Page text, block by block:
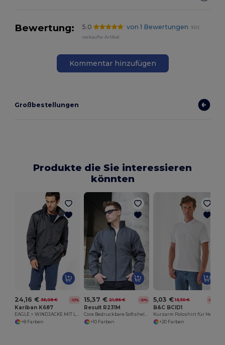
Bewertung: 5.0 von 1 Bewertungen
901
verkaufte Artikel
Kommentar hinzufügen
Großbestellungen
Produkte die Sie interessieren
könnten
24,16 € 36,08 € -33%
Kariban K687
EAGLE > WINDJACKE MIT LEICHTEM INNENFUTTER
+8 Farben
15,37 € 21,86 € -30%
Result R231M
Core Bedruckbare Softshelljacke
+10 Farben
5,03 € 13,30 € -62%
B&C BCID1
+20 Farben